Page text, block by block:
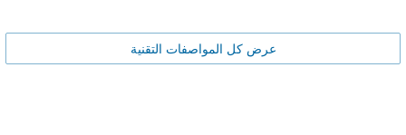
عرض كل المواصفات التقنية